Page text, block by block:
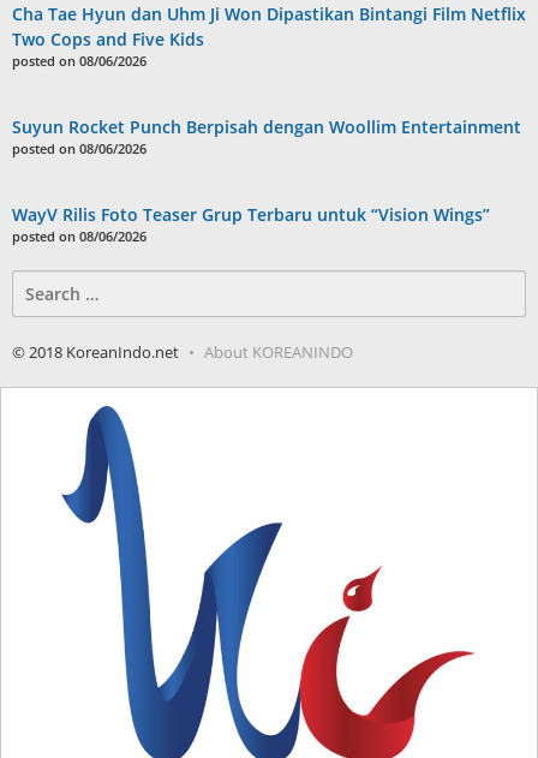
Cha Tae Hyun dan Uhm Ji Won Dipastikan Bintangi Film Netflix
Two Cops and Five Kids
posted on 08/06/2026
Suyun Rocket Punch Berpisah dengan Woollim Entertainment
posted on 08/06/2026
WayV Rilis Foto Teaser Grup Terbaru untuk “Vision Wings”
posted on 08/06/2026
for:
© 2018 KoreanIndo.net About KOREANINDO